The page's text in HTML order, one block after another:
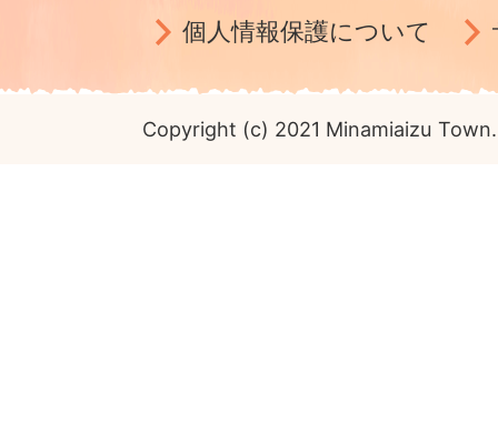
個人情報保護について
Copyright (c) 2021 Minamiaizu